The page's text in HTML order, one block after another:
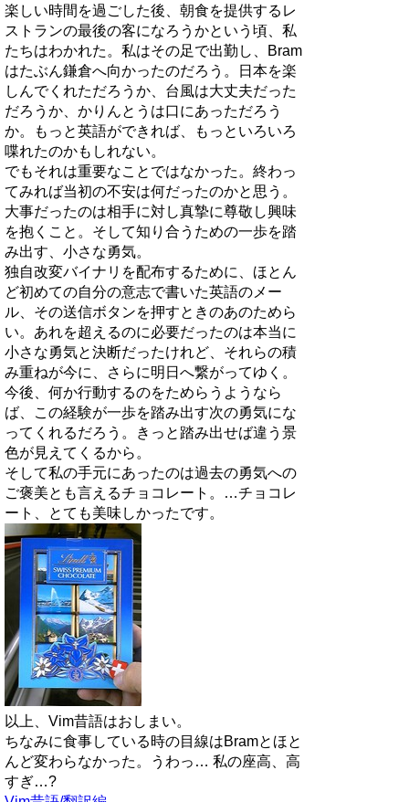
楽しい時間を過ごした後、朝食を提供するレ
ストランの最後の客になろうかという頃、私
たちはわかれた。私はその足で出勤し、Bram
はたぶん鎌倉へ向かったのだろう。日本を楽
しんでくれただろうか、台風は大丈夫だった
だろうか、かりんとうは口にあっただろう
か。もっと英語ができれば、もっといろいろ
喋れたのかもしれない。
でもそれは重要なことではなかった。終わっ
てみれば当初の不安は何だったのかと思う。
大事だったのは相手に対し真摯に尊敬し興味
を抱くこと。そして知り合うための一歩を踏
み出す、小さな勇気。
独自改変バイナリを配布するために、ほとん
ど初めての自分の意志で書いた英語のメー
ル、その送信ボタンを押すときのあのためら
い。あれを超えるのに必要だったのは本当に
小さな勇気と決断だったけれど、それらの積
み重ねが今に、さらに明日へ繋がってゆく。
今後、何か行動するのをためらうようなら
ば、この経験が一歩を踏み出す次の勇気にな
ってくれるだろう。きっと踏み出せば違う景
色が見えてくるから。
そして私の手元にあったのは過去の勇気への
ご褒美とも言えるチョコレート。…チョコレ
ート、とても美味しかったです。
以上、Vim昔語はおしまい。
ちなみに食事している時の目線はBramとほと
んど変わらなかった。うわっ… 私の座高、高
すぎ…?